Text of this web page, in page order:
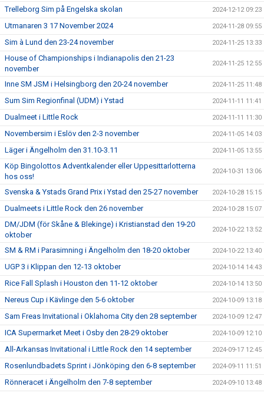
Trelleborg Sim på Engelska skolan 2024-12-12 09:23
Utmanaren 3 17 November 2024 2024-11-28 09:55
Sim à Lund den 23-24 november 2024-11-25 13:33
House of Championships i Indianapolis den 21-23
november
2024-11-25 12:55
Inne SM JSM i Helsingborg den 20-24 november 2024-11-25 11:48
Sum Sim Regionfinal (UDM) i Ystad 2024-11-11 11:41
Dualmeet i Little Rock 2024-11-11 11:30
Novembersim i Eslöv den 2-3 november 2024-11-05 14:03
Läger i Ängelholm den 31.10-3.11 2024-11-05 13:55
Köp Bingolottos Adventkalender eller Uppesittarlotterna
hos oss!
2024-10-31 13:06
Svenska & Ystads Grand Prix i Ystad den 25-27 november 2024-10-28 15:15
Dualmeets i Little Rock den 26 november 2024-10-28 15:07
DM/JDM (för Skåne & Blekinge) i Kristianstad den 19-20
oktober
2024-10-22 13:52
SM & RM i Parasimning i Ängelholm den 18-20 oktober 2024-10-22 13:40
UGP 3 i Klippan den 12-13 oktober 2024-10-14 14:43
Rice Fall Splash i Houston den 11-12 oktober 2024-10-14 13:50
Nereus Cup i Kävlinge den 5-6 oktober 2024-10-09 13:18
Sam Freas Invitational i Oklahoma City den 28 september 2024-10-09 12:47
ICA Supermarket Meet i Osby den 28-29 oktober 2024-10-09 12:10
All-Arkansas Invitational i Little Rock den 14 september 2024-09-17 12:45
Rosenlundbadets Sprint i Jönköping den 6-8 september 2024-09-11 11:51
Rönneracet i Ängelholm den 7-8 september 2024-09-10 13:48